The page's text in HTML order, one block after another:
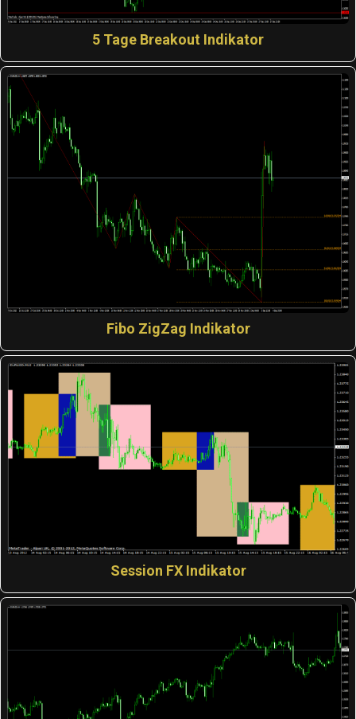
5 Tage Breakout Indikator
Fibo ZigZag Indikator
Session FX Indikator